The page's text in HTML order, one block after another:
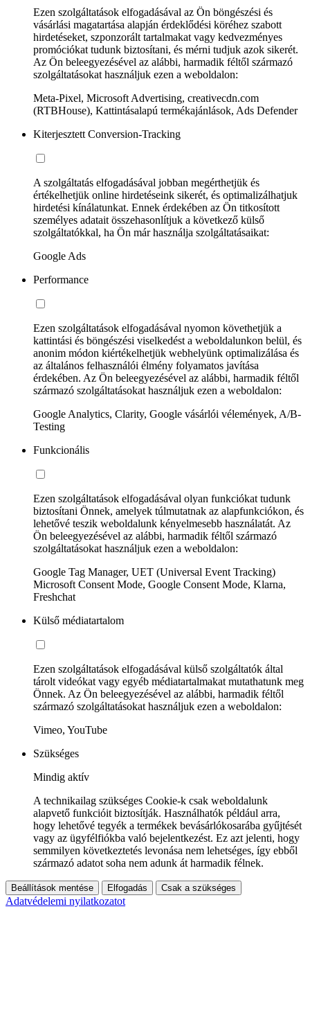
Ezen szolgáltatások elfogadásával az Ön böngészési és
vásárlási magatartása alapján érdeklődési köréhez szabott
hirdetéseket, szponzorált tartalmakat vagy kedvezményes
promóciókat tudunk biztosítani, és mérni tudjuk azok sikerét.
Az Ön beleegyezésével az alábbi, harmadik féltől származó
szolgáltatásokat használjuk ezen a weboldalon:
Meta-Pixel, Microsoft Advertising, creativecdn.com
(RTBHouse), Kattintásalapú termékajánlások, Ads Defender
Kiterjesztett Conversion-Tracking
A szolgáltatás elfogadásával jobban megérthetjük és
értékelhetjük online hirdetéseink sikerét, és optimalizálhatjuk
hirdetési kínálatunkat. Ennek érdekében az Ön titkosított
személyes adatait összehasonlítjuk a következő külső
szolgáltatókkal, ha Ön már használja szolgáltatásaikat:
Google Ads
Performance
Ezen szolgáltatások elfogadásával nyomon követhetjük a
kattintási és böngészési viselkedést a weboldalunkon belül, és
anonim módon kiértékelhetjük webhelyünk optimalizálása és
az általános felhasználói élmény folyamatos javítása
érdekében. Az Ön beleegyezésével az alábbi, harmadik féltől
származó szolgáltatásokat használjuk ezen a weboldalon:
Google Analytics, Clarity, Google vásárlói vélemények, A/B-
Testing
Funkcionális
Ezen szolgáltatások elfogadásával olyan funkciókat tudunk
biztosítani Önnek, amelyek túlmutatnak az alapfunkciókon, és
lehetővé teszik weboldalunk kényelmesebb használatát. Az
Ön beleegyezésével az alábbi, harmadik féltől származó
szolgáltatásokat használjuk ezen a weboldalon:
Google Tag Manager, UET (Universal Event Tracking)
Microsoft Consent Mode, Google Consent Mode, Klarna,
Freshchat
Külső médiatartalom
Ezen szolgáltatások elfogadásával külső szolgáltatók által
tárolt videókat vagy egyéb médiatartalmakat mutathatunk meg
Önnek. Az Ön beleegyezésével az alábbi, harmadik féltől
származó szolgáltatásokat használjuk ezen a weboldalon:
Vimeo, YouTube
Szükséges
Mindig aktív
A technikailag szükséges Cookie-k csak weboldalunk
alapvető funkcióit biztosítják. Használhatók például arra,
hogy lehetővé tegyék a termékek bevásárlókosarába gyűjtését
vagy az ügyfélfiókba való bejelentkezést. Ez azt jelenti, hogy
semmilyen következtetés levonása nem lehetséges, így ebből
származó adatot soha nem adunk át harmadik félnek.
Beállítások mentése Elfogadás Csak a szükséges
Adatvédelemi nyilatkozatot